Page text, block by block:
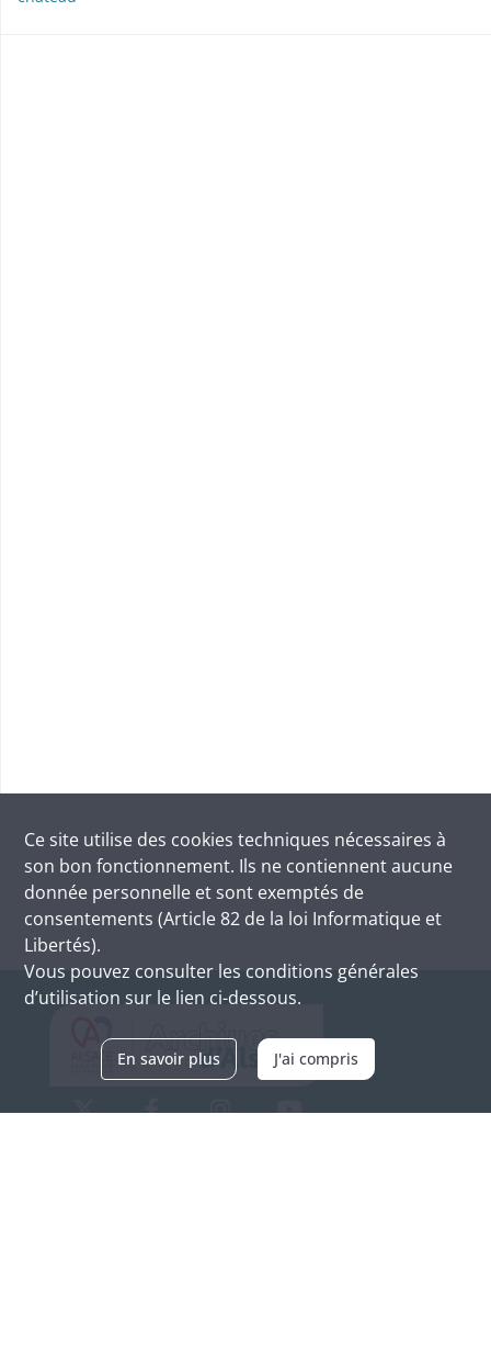
Ce site utilise des cookies techniques nécessaires à
son bon fonctionnement. Ils ne contiennent aucune
donnée personnelle et sont exemptés de
consentements (Article 82 de la loi Informatique et
Libertés).
Vous pouvez consulter les conditions générales
d’utilisation sur le lien ci-dessous.
En savoir plus J'ai compris